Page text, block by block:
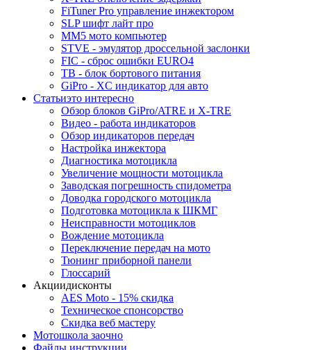
FiTuner Pro управление инжектором
SLP шифт лайт про
MM5 мото компьютер
STVE - эмулятор дроссельной заслонки
FIC - сброс ошибки EURO4
TB - блок бортового питания
GiPro - XC индикатор для авто
Статьиэто интересно
Обзор блоков GiPro/ATRE и X-TRE
Видео - работа индикаторов
Обзор индикаторов передач
Настройка инжектора
Диагноcтика мотоцикла
Увеличение мощности мотоцикла
Заводская погрешность спидометра
Доводка городского мотоцикла
Подготовка мотоцикла к ШКМГ
Неисправности мотоциклов
Вождение мотоцикла
Переключение передач на мото
Тюнинг приборной панели
Глоссарий
Акциидисконты
AES Moto - 15% скидка
Техническое спонсорство
Скидка веб мастеру
Мотошкола заочно
Файлы инструкции